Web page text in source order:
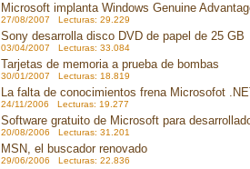
Microsoft implanta Windows Genuine
27/08/2007 Lecturas: 29.229
Sony desarrolla disco DVD de papel de 25 GB
03/04/2007 Lecturas: 33.084
Tarjetas de memoria a prueba de bombas
30/01/2007 Lecturas: 18.819
La falta de conocimientos frena Microsofot
24/11/2006 Lecturas: 19.277
Software gratuito de Microsoft para
20/08/2006 Lecturas: 31.201
MSN, el buscador renovado
29/06/2006 Lecturas: 22.836